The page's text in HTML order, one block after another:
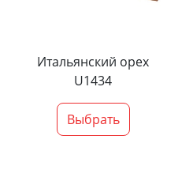
Итальянский орех
U1434
Выбрать